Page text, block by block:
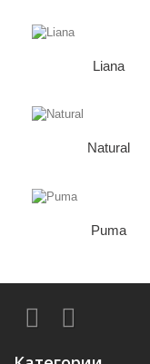
Liana
Natural
Puma